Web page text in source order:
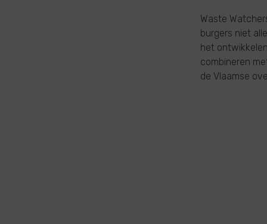
Waste
burgers niet
het
combineren
de Vlaamse